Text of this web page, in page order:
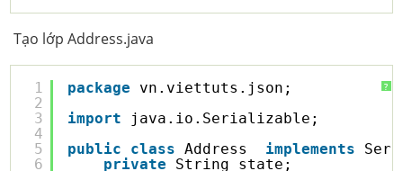
Tạo lớp Address.java
?
1
2
3
4
5
6
package
vn.viettuts.json;
import
java.io.Serializable;
public
class Address implements
private
String state;